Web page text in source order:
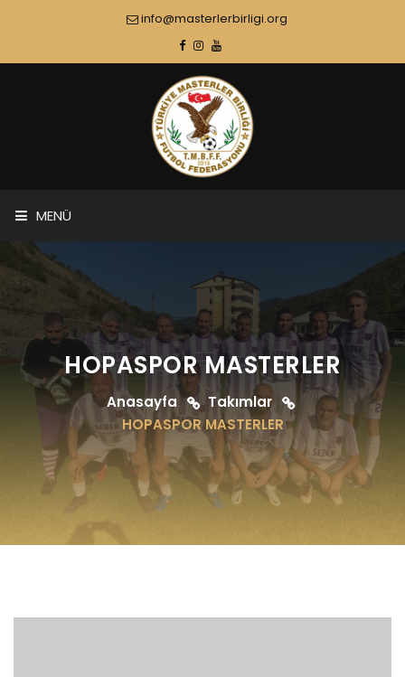
info@masterlerbirligi.org
MENÜ
HOPASPOR MASTERLER
Anasayfa
Takımlar
HOPASPOR MASTERLER